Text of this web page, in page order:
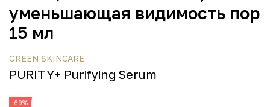
уменьшающая видимость пор
15 мл
GREEN SKINCARE
PURITY+ Purifying Serum
-69%